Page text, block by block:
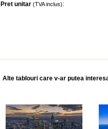
Pret unitar (TVA inclus):
Alte tablouri care v-ar putea